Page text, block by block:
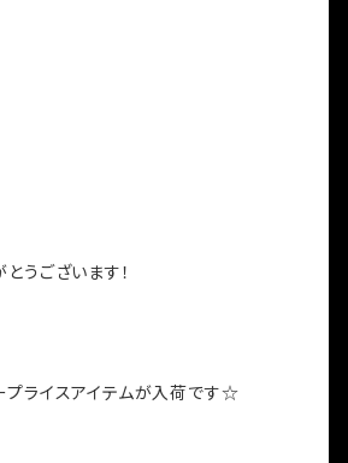
うございます！
ライスアイテムが入荷です☆